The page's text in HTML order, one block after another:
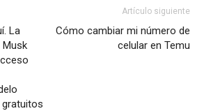
La
Musk
Artículo siguiente
Cómo cambiar mi número de
celular en Temu